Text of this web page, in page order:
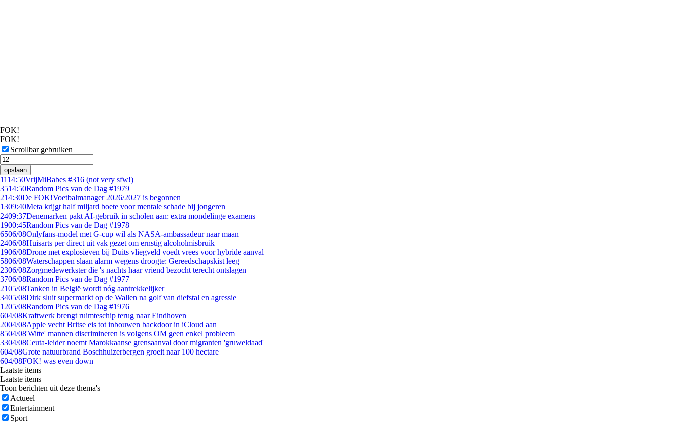
FOK!
FOK!
Scrollbar gebruiken
opslaan
1114:50VrijMiBabes #316 (not very sfw!)
3514:50Random Pics van de Dag #1979
214:30De FOK!Voetbalmanager 2026/2027 is begonnen
1309:40Meta krijgt half miljard boete voor mentale schade bij jongeren
2409:37Denemarken pakt AI-gebruik in scholen aan: extra mondelinge examens
1900:45Random Pics van de Dag #1978
6506/08Onlyfans-model met G-cup wil als NASA-ambassadeur naar maan
2406/08Huisarts per direct uit vak gezet om ernstig alcoholmisbruik
1906/08Drone met explosieven bij Duits vliegveld voedt vrees voor hybride aanval
5806/08Waterschappen slaan alarm wegens droogte: Gereedschapskist leeg
2306/08Zorgmedewerkster die 's nachts haar vriend bezocht terecht ontslagen
3706/08Random Pics van de Dag #1977
2105/08Tanken in België wordt nóg aantrekkelijker
3405/08Dirk sluit supermarkt op de Wallen na golf van diefstal en agressie
1205/08Random Pics van de Dag #1976
604/08Kraftwerk brengt ruimteschip terug naar Eindhoven
2004/08Apple vecht Britse eis tot inbouwen backdoor in iCloud aan
8504/08'Witte' mannen discrimineren is volgens OM geen enkel probleem
3304/08Ceuta-leider noemt Marokkaanse grensaanval door migranten 'gruweldaad'
604/08Grote natuurbrand Boschhuizerbergen groeit naar 100 hectare
604/08FOK! was even down
Laatste items
Laatste items
Toon berichten uit deze thema's
Actueel
Entertainment
Sport